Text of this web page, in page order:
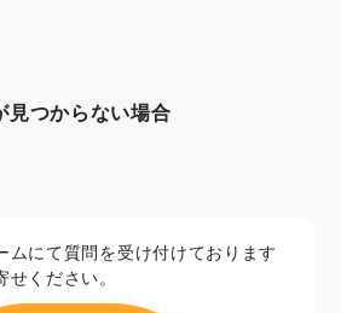
見つからない場合
ムにて質問を受け付けております
ください。